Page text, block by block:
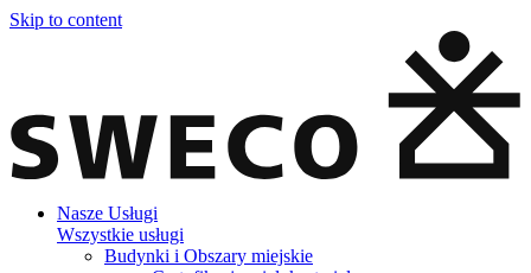
Skip to content
Nasze Usługi
Wszystkie usługi
Budynki i Obszary miejskie